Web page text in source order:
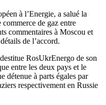
à l’Energie, a salué la
de gaz entre
commentaires à Moscou et
de l’accord.
RosUkrEnergo de son
entre les deux pays et le
détenue à parts égales par
respectivement en Russie